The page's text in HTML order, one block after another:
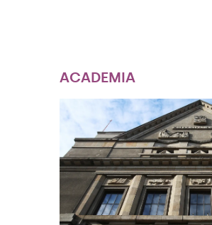
ACADEMIA